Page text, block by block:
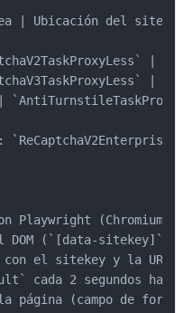
| Ubicación del
Playwright (Chromium
DOM (`[data-sitekey]`
con el sitekey y la URL
cada 2 segundos
página (campo de